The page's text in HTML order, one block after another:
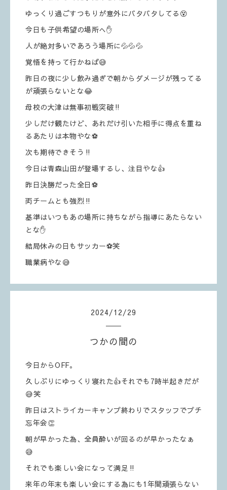
ゆっくり過ごすつもりが意外にバタバタしてる😵
今日も子供希望の場所へ✋
人が絶対多いであろう場所に💦💦💦
覚悟を持って行かねば😅
昨日の夜に少し飲み過ぎで朝からダメージが残ってる
が頑張らないとな😂
母校の大津は無事初戦突破‼️
少しだけ観たけど、あれだけ引いた相手に得点を重ね
るあたりは本物やな⚽️
次も期待できそう‼️
今日は青森山田が登場するし、注目やな👍
昨日決勝だった全日⚽️
両チームとも強烈‼️
基準はいつもあの場所に持ちながら指導にあたらない
とな✋
結局休みの日もサッカー⚽️笑
職業病やな😅
2024/12/29
つかの間の
今日からOFF。
久しぶりにゆっくり寝れた👍それでも7時半起きだが
😅笑
昨日はストライカーキャンプ終わりでスタッフでプチ
忘年会👏
朝が早かった為、全員酔いが回るのが早かったなぁ
😅
それでも楽しい会になって満足‼️
来年の年末も楽しい会にする為にも1年間頑張らない